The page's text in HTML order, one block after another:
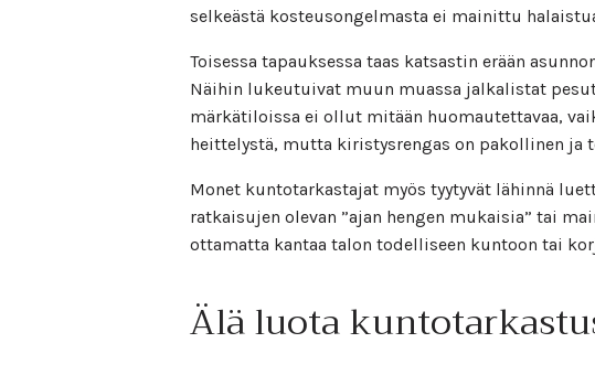
selkeästä kosteusongelmasta ei mainittu
Toisessa tapauksessa taas katsastin erään
Näihin lukeutuivat muun muassa jalkalistat
märkätiloissa ei ollut mitään huomautettavaa,
heittelystä, mutta kiristysrengas on pakollinen ja
Monet kuntotarkastajat myös tyytyvät lähinnä
ratkaisujen olevan ”ajan hengen mukaisia” tai
ottamatta kantaa talon todelliseen kuntoon tai
Älä luota